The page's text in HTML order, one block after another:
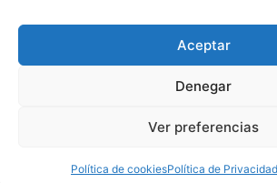
Aceptar
Denegar
Ver preferencias
Política de cookiesPolítica de Privacidad